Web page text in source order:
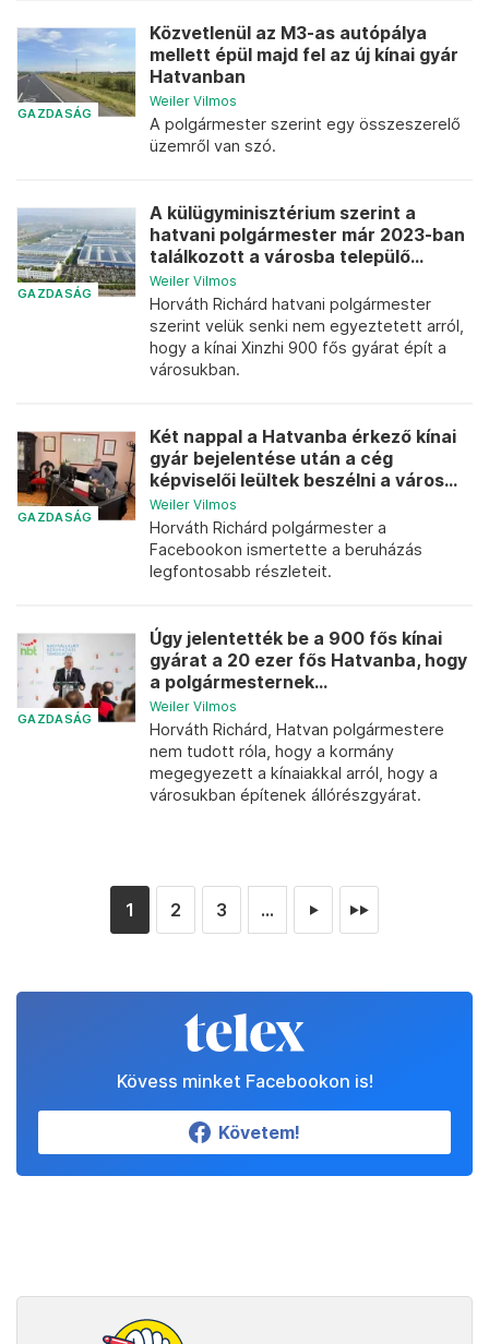
GAZDASÁG
Közvetlenül az M3-as autópálya
mellett épül majd fel az új kínai gyár
Hatvanban
Weiler Vilmos
A polgármester szerint egy összeszerelő
üzemről van szó.
GAZDASÁG
A külügyminisztérium szerint a
hatvani polgármester már 2023-ban
találkozott a városba települő...
Weiler Vilmos
Horváth Richárd hatvani polgármester
szerint velük senki nem egyeztetett arról,
hogy a kínai Xinzhi 900 fős gyárat épít a
városukban.
GAZDASÁG
Két nappal a Hatvanba érkező kínai
gyár bejelentése után a cég
képviselői leültek beszélni a város...
Weiler Vilmos
Horváth Richárd polgármester a
Facebookon ismertette a beruházás
legfontosabb részleteit.
GAZDASÁG
Úgy jelentették be a 900 fős kínai
gyárat a 20 ezer fős Hatvanba, hogy
a polgármesternek...
Weiler Vilmos
Horváth Richárd, Hatvan polgármestere
nem tudott róla, hogy a kormány
megegyezett a kínaiakkal arról, hogy a
városukban építenek állórészgyárat.
1 2 3 ... ► ►►
Kövess minket Facebookon is!
Követem!